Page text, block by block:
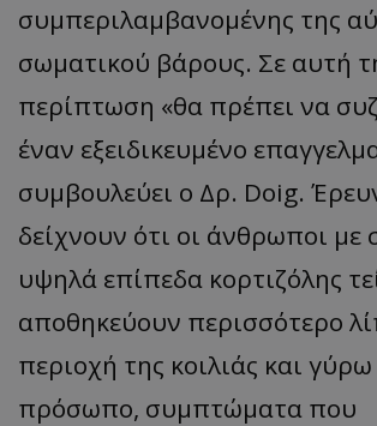
συμπεριλαμβανομένης της
σωματικού βάρους. Σε αυτή
περίπτωση «θα πρέπει να
έναν εξειδικευμένο
συμβουλεύει ο Δρ. Doig.
δείχνουν ότι οι άνθρωποι με
υψηλά επίπεδα κορτιζόλης
αποθηκεύουν περισσότερο
περιοχή της κοιλιάς και
πρόσωπο, συμπτώματα που